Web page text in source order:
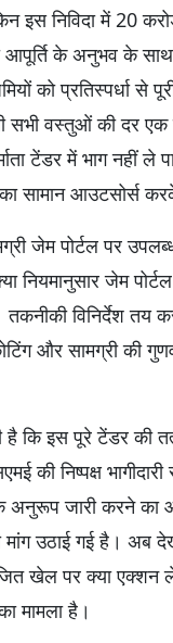
इस निविदा में 20
के अनुभव के साथ
को प्रतिस्पर्धा
सभी वस्तुओं की दर एक
टेंडर में भाग नहीं
सामान आउटसोर्स
जेम पोर्टल पर
जेम
विनिर्देश
और सामग्री की
कि इस पूरे टेंडर की
की निष्पक्ष
जारी करने का
उठाई गई है। अब
खेल पर क्या एक्शन
मामला है।